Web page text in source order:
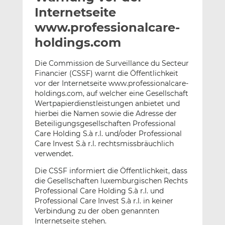
l
a
n
n
k
e
d
n
t
e
i
l
e
n
c
e
b
o
k
t
e
i
l
e
n
Internetseite
www.professionalcare-
holdings.com
Die Commission de Surveillance du Secteur
Financier (CSSF) warnt die Öffentlichkeit
vor der Internetseite www.professionalcare-
holdings.com, auf welcher eine Gesellschaft
Wertpapierdienstleistungen anbietet und
hierbei die Namen sowie die Adresse der
Beteiligungsgesellschaften Professional
Care Holding S.à r.l. und/oder Professional
Care Invest S.à r.l. rechtsmissbräuchlich
verwendet.
Die CSSF informiert die Öffentlichkeit, dass
die Gesellschaften luxemburgischen Rechts
Professional Care Holding S.à r.l. und
Professional Care Invest S.à r.l. in keiner
Verbindung zu der oben genannten
Internetseite stehen.